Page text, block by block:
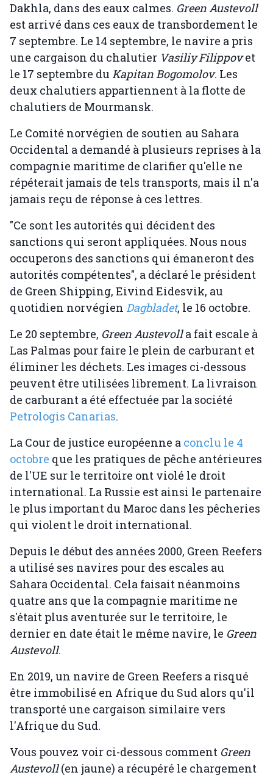
Dakhla, dans des eaux calmes. Green Austevoll
est arrivé dans ces eaux de transbordement le
7 septembre. Le 14 septembre, le navire a pris
une cargaison du chalutier Vasiliy Filippovet
le 17 septembre du Kapitan Bogomolov. Les
deux chalutiers appartiennent à la flotte de
chalutiers de Mourmansk.
Le Comité norvégien de soutien au Sahara
Occidental a demandé à plusieurs reprises à la
compagnie maritime de clarifier qu'elle ne
répéterait jamais de tels transports, mais il n'a
jamais reçu de réponse à ces lettres.
"Ce sont les autorités qui décident des
sanctions qui seront appliquées. Nous nous
occuperons des sanctions qui émaneront des
autorités compétentes", a déclaré le président
de Green Shipping, Eivind Eidesvik, au
quotidien norvégien Dagbladet, le 16 octobre.
Le 20 septembre, Green Austevolla fait escale à
Las Palmas pour faire le plein de carburant et
éliminer les déchets. Les images ci-dessous
peuvent être utilisées librement. La livraison
de carburant a été effectuée par la société
Petrologis Canarias.
La Cour de justice européenne a conclu le 4
octobre que les pratiques de pêche antérieures
de l'UE sur le territoire ont violé le droit
international. La Russie est ainsi le partenaire
le plus important du Maroc dans les pêcheries
qui violent le droit international.
Depuis le début des années 2000, Green Reefers
a utilisé ses navires pour des escales au
Sahara Occidental. Cela faisait néanmoins
quatre ans que la compagnie maritime ne
s'était plus aventurée sur le territoire, le
dernier en date était le même navire, le Green
Austevoll.
En 2019, un navire de Green Reefers a risqué
être immobilisé en Afrique du Sud alors qu'il
transporté une cargaison similaire vers
l'Afrique du Sud.
Vous pouvez voir ci-dessous comment Green
Austevoll(en jaune) a récupéré le chargement